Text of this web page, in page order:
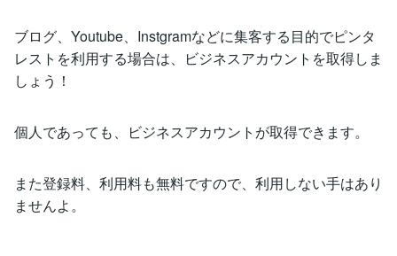
ブログ、Youtube、Instgramなどに集客する目的でピンタ
レストを利用する場合は、ビジネスアカウントを取得しま
しょう！
個人であっても、ビジネスアカウントが取得できます。
また登録料、利用料も無料ですので、利用しない手はあり
ませんよ。